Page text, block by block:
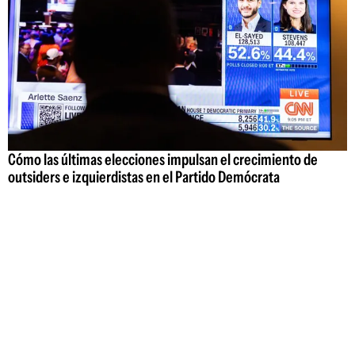
Cómo las últimas elecciones impulsan el crecimiento de
outsiders e izquierdistas en el Partido Demócrata